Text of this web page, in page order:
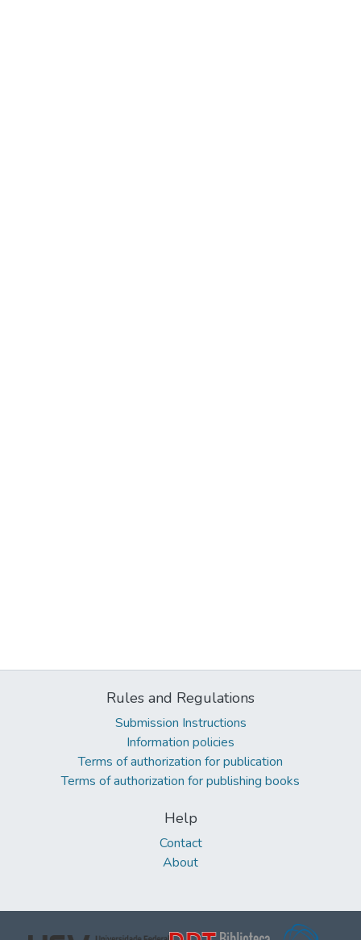
Rules and Regulations
Submission Instructions
Information policies
Terms of authorization for publication
Terms of authorization for publishing books
Help
Contact
About